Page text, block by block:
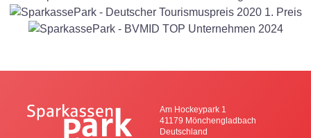
Am Hockeypark 1
41179 Mönchengladbach
Deutschland